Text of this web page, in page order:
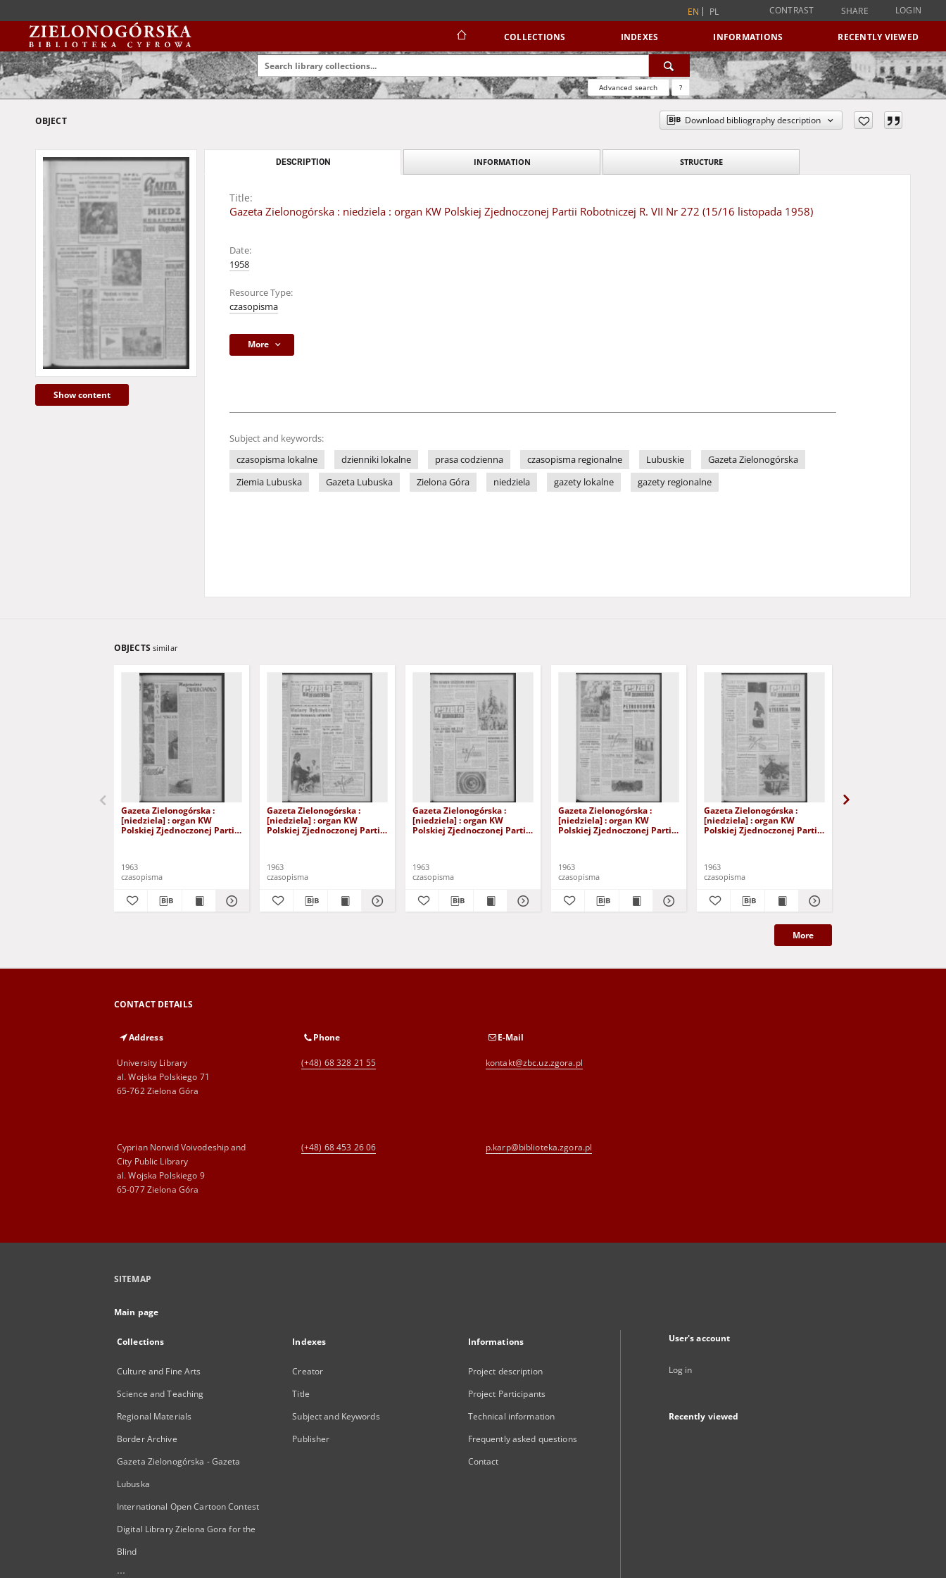
EN PL CONTRAST SHARE LOGIN
COLLECTIONS INDEXES INFORMATIONS RECENTLY VIEWED
Advanced search ?
OBJECT Download bibliography description
Show content
DESCRIPTION INFORMATION STRUCTURE
Title:
Gazeta Zielonogórska : niedziela : organ KW Polskiej Zjednoczonej Partii Robotniczej R. VII Nr 272 (15/16 listopada 1958)
Date:
1958
Resource Type:
czasopisma
More
Subject and keywords:
czasopisma lokalne
dzienniki lokalne prasa codzienna czasopisma regionalne Lubuskie
Gazeta Zielonogórska
Ziemia Lubuska
Gazeta Lubuska Zielona Góra niedziela gazety lokalne gazety regionalne
OBJECTS similar
Gazeta Zielonogórska :
[niedziela] : organ KW
Polskiej Zjednoczonej Partii
1963
czasopisma
Gazeta Zielonogórska :
[niedziela] : organ KW
Polskiej Zjednoczonej Partii
1963
czasopisma
Gazeta Zielonogórska :
[niedziela] : organ KW
Polskiej Zjednoczonej Partii
1963
czasopisma
Gazeta Zielonogórska :
[niedziela] : organ KW
Polskiej Zjednoczonej Partii
1963
czasopisma
Gazeta Zielonogórska :
[niedziela] : organ KW
Polskiej Zjednoczonej Partii
1963
czasopisma
More
CONTACT DETAILS
Address
University Library
al. Wojska Polskiego 71
65-762 Zielona Góra
Phone
(+48) 68 328 21 55
E-Mail
kontakt@zbc.uz.zgora.pl
Cyprian Norwid Voivodeship and
City Public Library
al. Wojska Polskiego 9
65-077 Zielona Góra
(+48) 68 453 26 06 p.karp@biblioteka.zgora.pl
SITEMAP
Main page
Collections
Culture and Fine Arts
Science and Teaching
Regional Materials
Border Archive
Gazeta Zielonogórska - Gazeta
Lubuska
International Open Cartoon Contest
Digital Library Zielona Gora for the
Blind
...
Indexes
Creator
Title
Subject and Keywords
Publisher
Informations
Project description
Project Participants
Technical information
Frequently asked questions
Contact
User's account
Log in
Recently viewed